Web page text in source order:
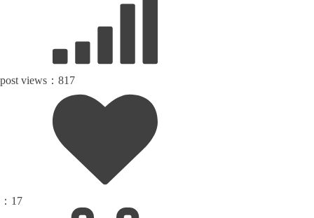
post views： 817
： 17